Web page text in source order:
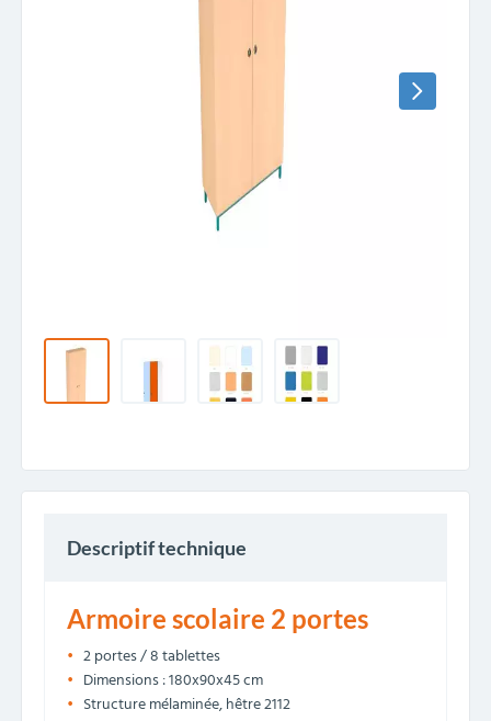
Descriptif technique
Armoire scolaire 2 portes
2 portes / 8 tablettes
Dimensions : 180x90x45 cm
Structure mélaminée, hêtre 2112